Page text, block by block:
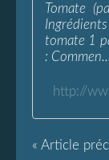
Tomate
tomate 1
: Commen...
« Article